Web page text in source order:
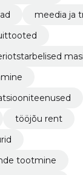
meedia ja
tööjõu rent
tootmine